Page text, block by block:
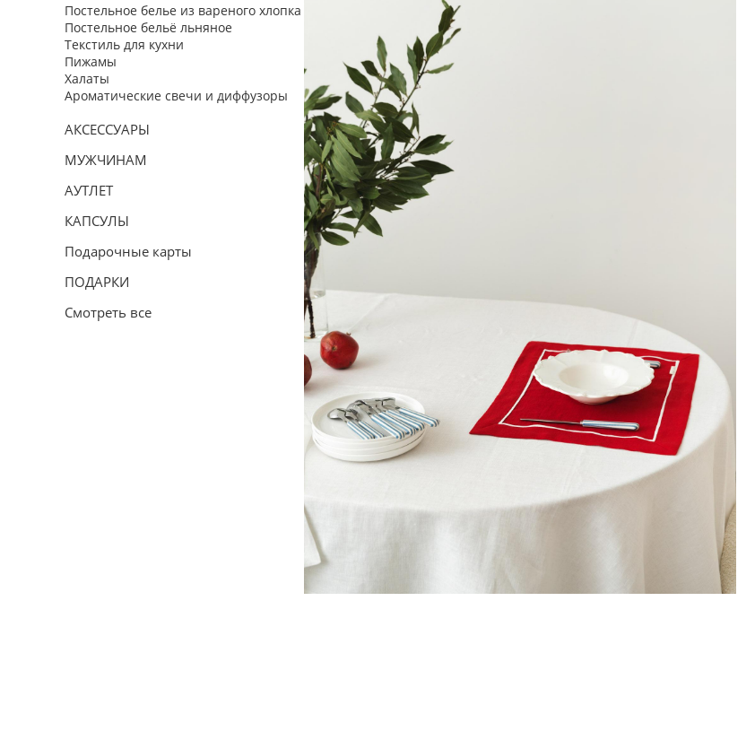
Постельное белье из вареного хлопка
Постельное бельё льняное
Текстиль для кухни
Пижамы
Халаты
Ароматические свечи и диффузоры
АКСЕССУАРЫ
МУЖЧИНАМ
АУТЛЕТ
КАПСУЛЫ
Подарочные карты
ПОДАРКИ
Смотреть все